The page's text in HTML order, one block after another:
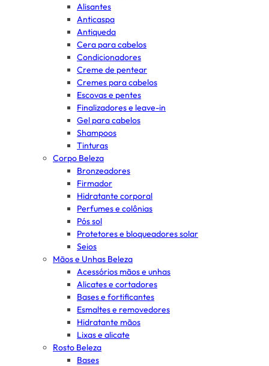
Alisantes
Anticaspa
Antiqueda
Cera para cabelos
Condicionadores
Creme de pentear
Cremes para cabelos
Escovas e pentes
Finalizadores e leave-in
Gel para cabelos
Shampoos
Tinturas
Corpo Beleza
Bronzeadores
Firmador
Hidratante corporal
Perfumes e colônias
Pós sol
Protetores e bloqueadores solar
Seios
Mãos e Unhas Beleza
Acessórios mãos e unhas
Alicates e cortadores
Bases e fortificantes
Esmaltes e removedores
Hidratante mãos
Lixas e alicate
Rosto Beleza
Bases